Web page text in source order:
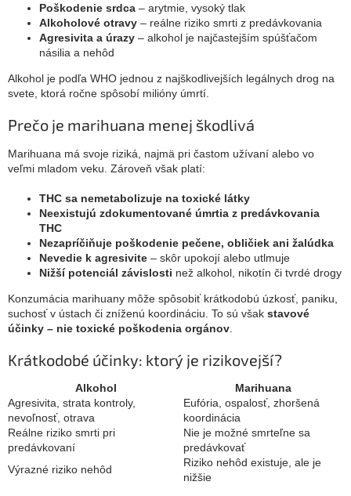
Poškodenie srdca – arytmie, vysoký tlak
Alkoholové otravy – reálne riziko smrti z predávkovania
Agresivita a úrazy – alkohol je najčastejším spúšťačom
násilia a nehôd
Alkohol je podľa WHO jednou z najškodlivejších legálnych drog na
svete, ktorá ročne spôsobí milióny úmrtí.
Prečo je marihuana menej škodlivá
Marihuana má svoje riziká, najmä pri častom užívaní alebo vo
veľmi mladom veku. Zároveň však platí:
THC sa nemetabolizuje na toxické látky
Neexistujú zdokumentované úmrtia z predávkovania
THC
Nezapríčiňuje poškodenie pečene, obličiek ani žalúdka
Nevedie k agresivite – skôr upokojí alebo utlmuje
Nižší potenciál závislosti než alkohol, nikotín či tvrdé drogy
Konzumácia marihuany môže spôsobiť krátkodobú úzkosť, paniku,
suchosť v ústach či zníženú koordináciu. To sú však stavové
účinky – nie toxické poškodenia orgánov
Krátkodobé účinky: ktorý je rizikovejší?
Alkohol
Marihuana
Agresivita, strata kontroly,
nevoľnosť, otrava
Eufória, ospalosť, zhoršená
koordinácia
Reálne riziko smrti pri
predávkovaní
Nie je možné smrteľne sa
predávkovať
Výrazné riziko nehôd
Riziko nehôd existuje, ale je
nižšie